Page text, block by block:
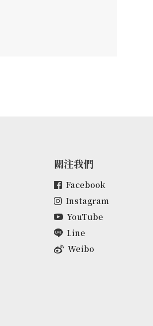
關注我們
Facebook
Instagram
YouTube
Line
Weibo